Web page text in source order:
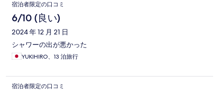
宿泊者限定の口コミ
6/10 (良い)
2024 年 12 月 21 日
シャワーの出が悪かった
YUKIHIRO、13 泊旅行
宿泊者限定の口コミ